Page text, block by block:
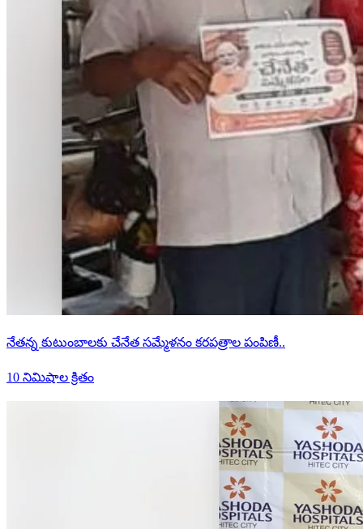
నేతన్న కుటుంబాలకు చేనేత సమ్మేళనం కరపత్రాల పంపిణీ..
10 నిమిషాల క్రితం